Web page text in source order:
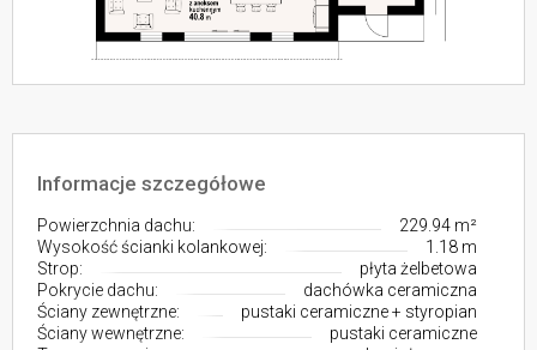
Informacje szczegółowe
Powierzchnia dachu:
229.94 m²
Wysokość ścianki kolankowej:
1.18 m
Strop:
płyta żelbetowa
Pokrycie dachu:
dachówka ceramiczna
Ściany zewnętrzne:
pustaki ceramiczne + styropian
Ściany wewnętrzne:
pustaki ceramiczne